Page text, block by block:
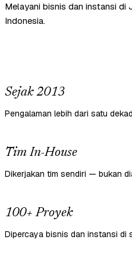
Melayani bisnis dan instansi di
Indonesia.
Sejak 2013
Pengalaman lebih dari satu
Tim In-House
Dikerjakan tim sendiri — bukan
100+ Proyek
Dipercaya bisnis dan instansi di